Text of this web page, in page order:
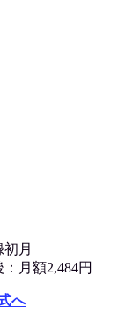
月
月額2,484円
へ